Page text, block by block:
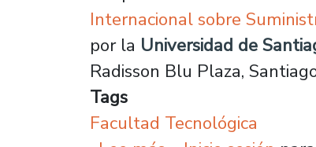
Internacional sobre
por la Universidad de
Radisson Blu Plaza,
Tags
Facultad Tecnológica